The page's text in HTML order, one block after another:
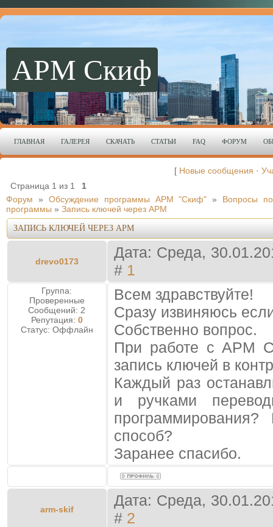
АРМ Скиф
ГЛАВНАЯ ГАЛЕРЕЯ СКАЧАТЬ СТАТЬИ FAQ ФОРУМ
[ Новые сообщения ·
Страница 1 из 1
1
Форум
» Обсуждение программы АРМ "Скиф" »
Вопросы
программы » Запись ключей через АРМ
ЗАПИСЬ КЛЮЧЕЙ ЧЕРЕЗ АРМ
drevo0173
Дата: Среда,
# 1
Группа:
Проверенные
Сообщений: 2
Репутация: 0
Статус: Оффлайн
Всем здравствуйте!
Сразу извиняюсь
Собственно вопрос.
При работе с АРМ
запись ключей в
Каждый раз
и ручками
способ?
Заранее спасибо.
arm-skif
Дата: Среда,
# 2